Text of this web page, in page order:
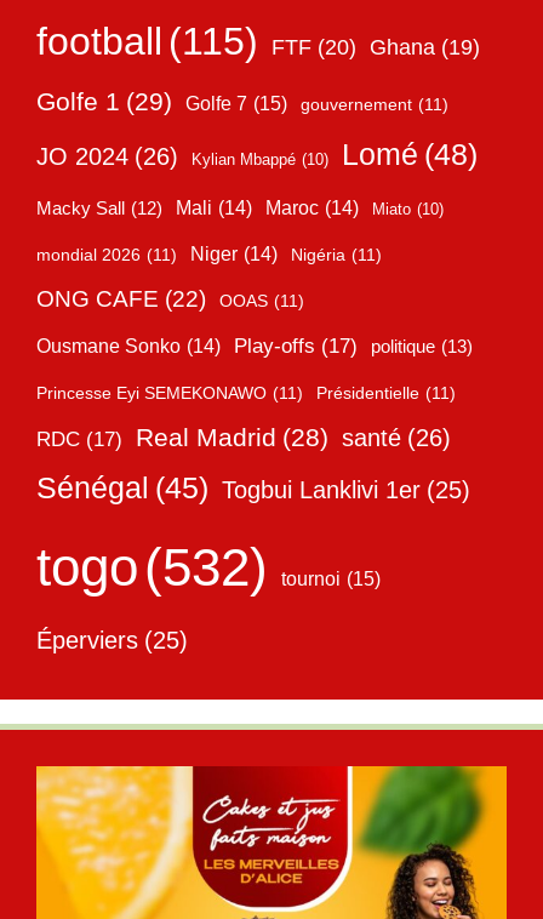
football (115) FTF (20) Ghana (19)
Golfe 1 (29) Golfe 7 (15) gouvernement (11)
JO 2024 (26) Kylian Mbappé (10) Lomé (48)
Macky Sall (12) Mali (14) Maroc (14) Miato (10)
mondial 2026 (11) Niger (14) Nigéria (11)
ONG CAFE (22) OOAS (11)
Ousmane Sonko (14) Play-offs (17) politique (13)
Princesse Eyi SEMEKONAWO (11) Présidentielle (11)
RDC (17) Real Madrid (28) santé (26)
Sénégal (45) Togbui Lanklivi 1er (25)
togo(532) tournoi (15)
Éperviers (25)